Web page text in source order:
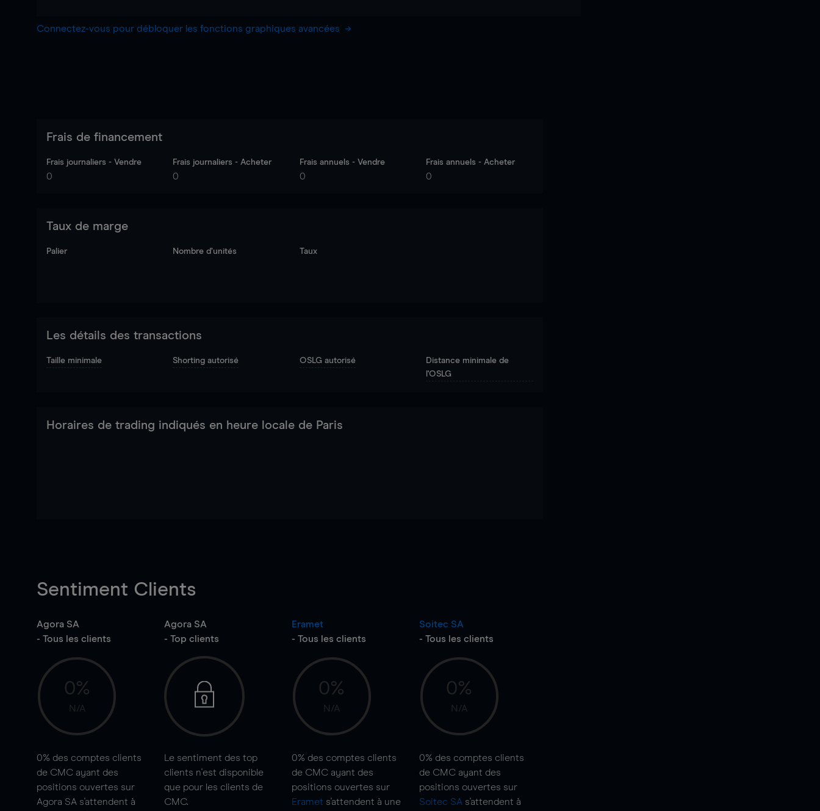
Connectez-vous pour débloquer les fonctions graphiques avancées
Frais de financement
Frais journaliers - Vendre
0
Frais journaliers - Acheter
0
Frais annuels - Vendre
0
Frais annuels - Acheter
0
Taux de marge
Palier Nombre d’unités Taux
Les détails des transactions
Taille minimale Shorting autorisé OSLG autorisé
Distance minimale de
l'OSLG
Horaires de trading indiqués en heure locale de Paris
Sentiment Clients
Agora SA
- Tous les clients
0%
N/A
0% des comptes clients
de CMC ayant des
positions ouvertes sur
Agora SA s'attendent à
Agora SA
- Top clients
Le sentiment des top
clients n'est disponible
que pour les clients de
CMC.
Eramet
- Tous les clients
0%
N/A
0% des comptes clients
de CMC ayant des
positions ouvertes sur
Eramet s'attendent à une
Soitec SA
- Tous les clients
0%
N/A
0% des comptes clients
de CMC ayant des
positions ouvertes sur
Soitec SA s'attendent à